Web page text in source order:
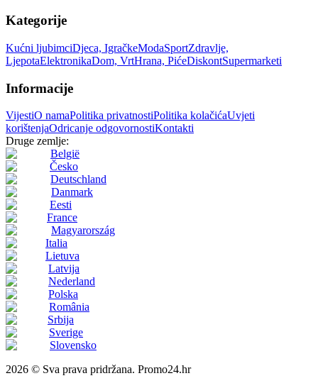
Kategorije
Kućni ljubimciDjeca, IgračkeModaSportZdravlje,
LjepotaElektronikaDom, VrtHrana, PićeDiskontSupermarketi
Informacije
VijestiO namaPolitika privatnostiPolitika kolačićaUvjeti
korištenjaOdricanje odgovornostiKontakti
Druge zemlje:
België
Česko
Deutschland
Danmark
Eesti
France
Magyarország
Italia
Lietuva
Latvija
Nederland
Polska
România
Srbija
Sverige
Slovensko
2026 © Sva prava pridržana. Promo24.hr